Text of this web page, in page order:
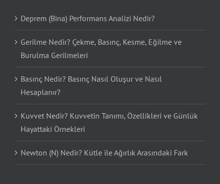
Deprem (Bina) Performans Analizi Nedir?
Gerilme Nedir? Çekme, Basınç, Kesme, Eğilme ve
Burulma Gerilmeleri
Basınç Nedir? Basınç Nasıl Oluşur ve Nasıl
Hesaplanır?
Kuvvet Nedir? Kuvvetin Tanımı, Özellikleri ve Günlük
Hayattaki Örnekleri
Newton (N) Nedir? Kütle ile Ağırlık Arasındaki Fark